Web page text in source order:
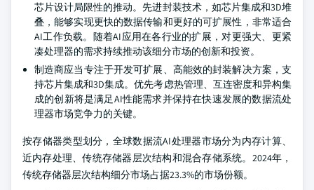
芯片设计局限性的推动。先进封装技术，如芯片集成和3D堆
叠，能够实现更快的数据传输和更好的可扩展性，非常适合
AI工作负载。随着AI应用在各行业的扩展，对更强大、更紧
凑处理器的需求持续推动该细分市场的创新和投资。
制造商应当专注于开发可扩展、高能效的封装解决方案，支
持芯片集成和3D集成。优先考虑热管理、互连密度和异构集
成的创新将是满足AI性能需求并保持在快速发展的数据流处
理器市场竞争力的关键。
按存储器类型划分，全球数据流AI处理器市场分为内存计算、
近内存处理、传统存储器层次结构和混合存储系统。2024年，
传统存储器层次结构细分市场占据23.3%的市场份额。